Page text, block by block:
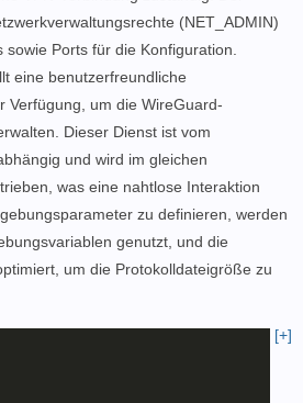
(NET_ADMIN)
sowie Ports für die Konfiguration.
eine benutzerfreundliche
Verfügung, um die WireGuard-
Dieser Dienst ist vom
und wird im gleichen
was eine nahtlose Interaktion
zu definieren, werden
genutzt, und die
um die Protokolldateigröße zu
[+]